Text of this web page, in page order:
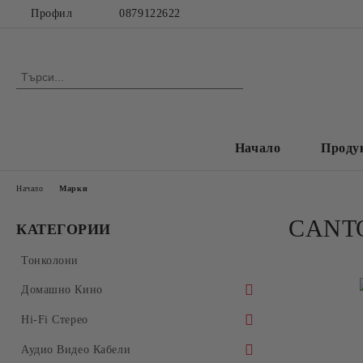
Профил 0879122622
Начало
КАТЕГОРИИ
Тонколони
Домашно Кино
Аудио Видео Рeсивъри
Многокални Усилватели
Hi-Fi Стерео
Усилватели
Аудио Видео Кабели
Начало Марки